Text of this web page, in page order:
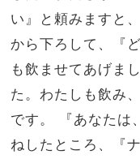
い』と頼みますと、
から下ろして、『
も飲ませてあげま
た。わたしも飲み
です。
『あなた
ねしたところ、『